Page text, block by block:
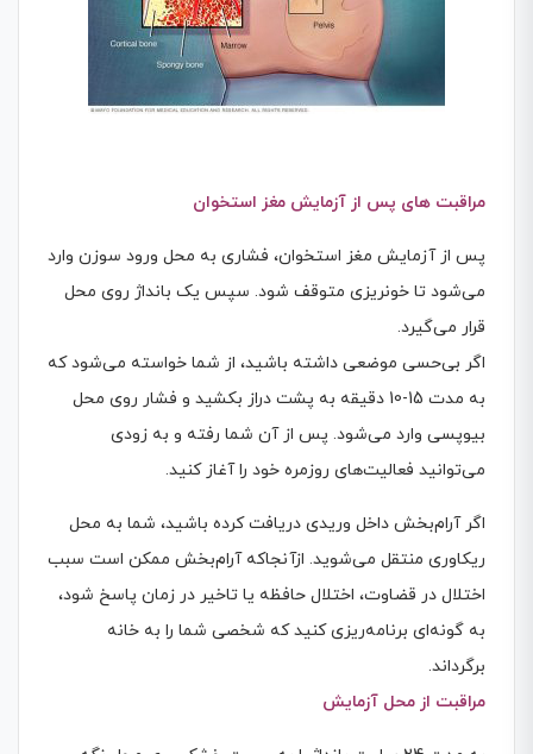
مراقبت های پس از آزمایش مغز استخوان
پس از آزمایش مغز استخوان، فشاری به محل ورود سوزن وارد
می‌شود تا خونریزی متوقف شود. سپس یک بانداژ روی محل
قرار می‌گیرد.
اگر بی‌حسی موضعی داشته باشید، از شما خواسته می‌شود که
به مدت 15-10 دقیقه به پشت دراز بکشید و فشار روی محل
بیوپسی وارد می‌شود. پس از آن شما رفته و به زودی
می‌توانید فعالیت‌های روزمره خود را آغاز کنید.
اگر آرام‌بخش داخل وریدی دریافت کرده باشید، شما به محل
ریکاوری منتقل می‌شوید. ازآنجاکه آرام‌بخش ممکن است سبب
اختلال در قضاوت، اختلال حافظه یا تاخیر در زمان پاسخ شود،
به گونه‌ای برنامه‌ریزی کنید که شخصی شما را به خانه
برگرداند.
مراقبت از محل آزمایش